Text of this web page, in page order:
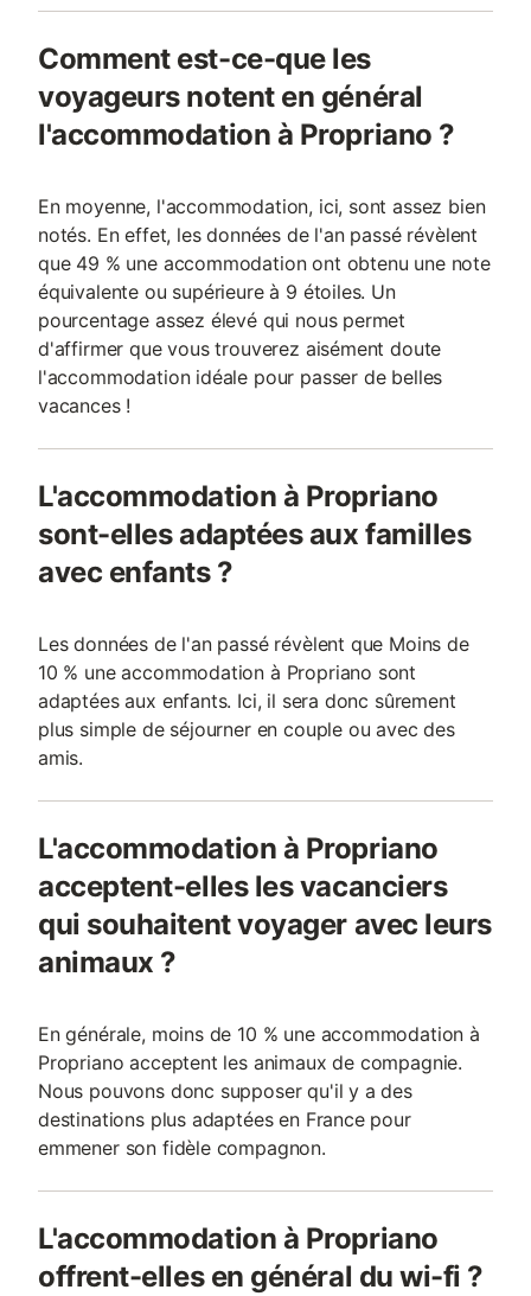
Comment est-ce-que les
voyageurs notent en général
l'accommodation à Propriano ?
En moyenne, l'accommodation, ici, sont assez bien
notés. En effet, les données de l'an passé révèlent
que 49 % une accommodation ont obtenu une note
équivalente ou supérieure à 9 étoiles. Un
pourcentage assez élevé qui nous permet
d'affirmer que vous trouverez aisément doute
l'accommodation idéale pour passer de belles
vacances !
L'accommodation à Propriano
sont-elles adaptées aux familles
avec enfants ?
Les données de l'an passé révèlent que Moins de
10 % une accommodation à Propriano sont
adaptées aux enfants. Ici, il sera donc sûrement
plus simple de séjourner en couple ou avec des
amis.
L'accommodation à Propriano
acceptent-elles les vacanciers
qui souhaitent voyager avec leurs
animaux ?
En générale, moins de 10 % une accommodation à
Propriano acceptent les animaux de compagnie.
Nous pouvons donc supposer qu'il y a des
destinations plus adaptées en France pour
emmener son fidèle compagnon.
L'accommodation à Propriano
offrent-elles en général du wi-fi ?